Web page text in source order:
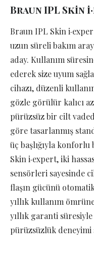
Braun IPL Skin
Braun IPL Skin
uzun süreli bakım
aday. Kullanım
ederek size uyum
cihazı, düzenli
gözle görülür kalıcı
pürüzsüz bir cilt
göre tasarlanmış
üç başlığıyla
Skin i·expert, iki
sensörleri sayesinde
flaşın gücünü
yıllık kullanım
yıllık garanti
pürüzsüzlük deneyimi